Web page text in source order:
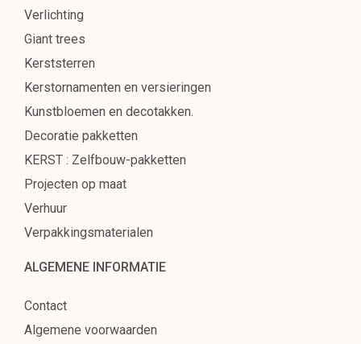
Verlichting
Giant trees
Kerststerren
Kerstornamenten en versieringen
Kunstbloemen en decotakken.
Decoratie pakketten
KERST : Zelfbouw-pakketten
Projecten op maat
Verhuur
Verpakkingsmaterialen
ALGEMENE INFORMATIE
Contact
Algemene voorwaarden